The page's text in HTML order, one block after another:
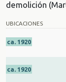
demolición
UBICACIONES
ca. 1920
ca. 1920